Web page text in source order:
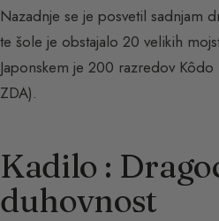
Nazadnje se je posvetil sadnjam
te šole je obstajalo 20 velikih
Japonskem je 200 razredov
ZDA).
Kadilo :
duhovnost